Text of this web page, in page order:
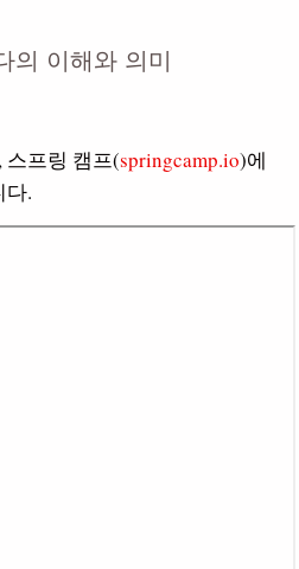
의 이해와 의미
스프링 캠프(springcamp.io)에
다.